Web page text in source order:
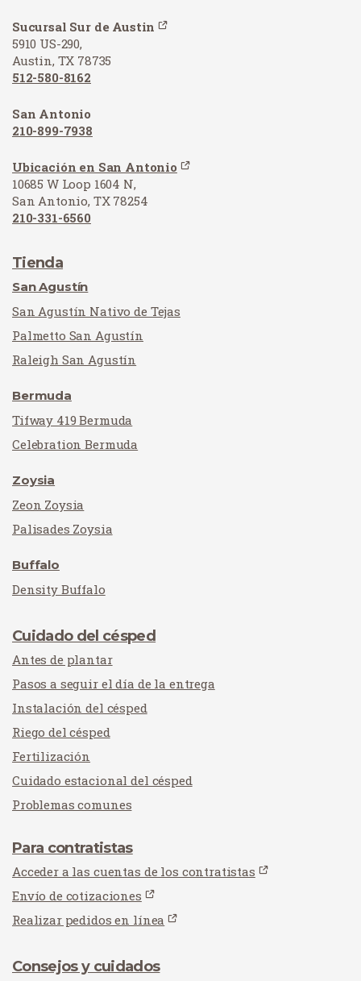
Sucursal Sur de Austin
5910 US-290,
Austin, TX 78735
512-580-8162
San Antonio
210-899-7938
Ubicación en San Antonio
10685 W Loop 1604 N,
San Antonio, TX 78254
210-331-6560
Tienda
San Agustín
San Agustín Nativo de Tejas
Palmetto San Agustín
Raleigh San Agustín
Bermuda
Tifway 419 Bermuda
Celebration Bermuda
Zoysia
Zeon Zoysia
Palisades Zoysia
Buffalo
Density Buffalo
Cuidado del césped
Antes de plantar
Pasos a seguir el día de la entrega
Instalación del césped
Riego del césped
Fertilización
Cuidado estacional del césped
Problemas comunes
Para contratistas
Acceder a las cuentas de los contratistas
Envío de cotizaciones
Realizar pedidos en línea
Consejos y cuidados